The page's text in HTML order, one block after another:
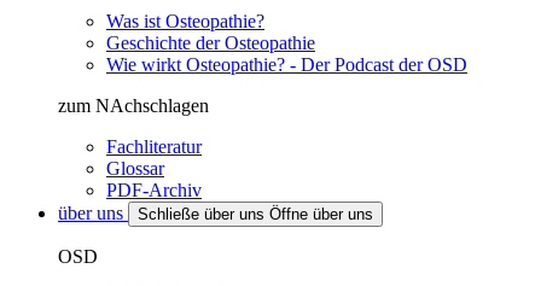
Was ist Osteopathie?
Geschichte der Osteopathie
Wie wirkt Osteopathie? - Der Podcast der OSD
zum NAchschlagen
Fachliteratur
Glossar
PDF-Archiv
über uns
Schließe über uns Öffne über uns
OSD